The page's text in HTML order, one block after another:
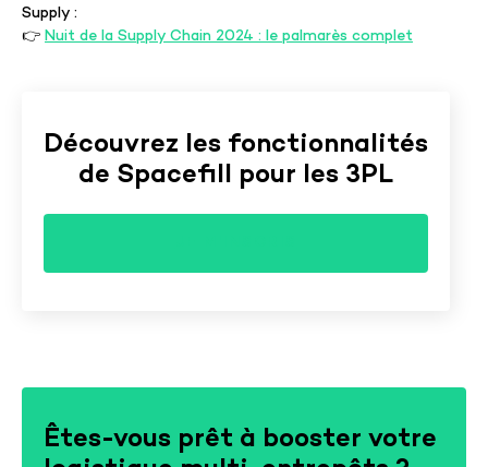
Supply :
👉 Nuit de la Supply Chain 2024 : le palmarès complet
Découvrez les fonctionnalités
de Spacefill pour les 3PL
Êtes-vous prêt à booster votre